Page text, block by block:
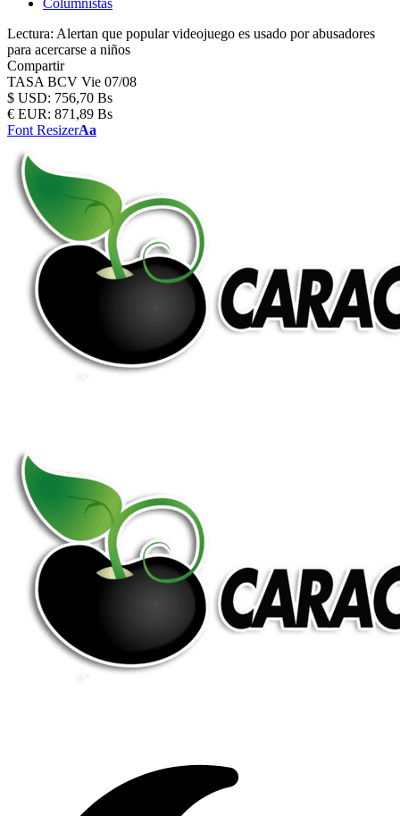
Columnistas
Lectura: Alertan que popular videojuego es usado por abusadores
para acercarse a niños
Compartir
TASA BCV Vie 07/08
$ USD: 756,70 Bs
€ EUR: 871,89 Bs
Font ResizerAa